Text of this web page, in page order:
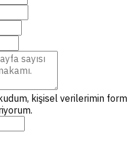
kişisel verilerimin form